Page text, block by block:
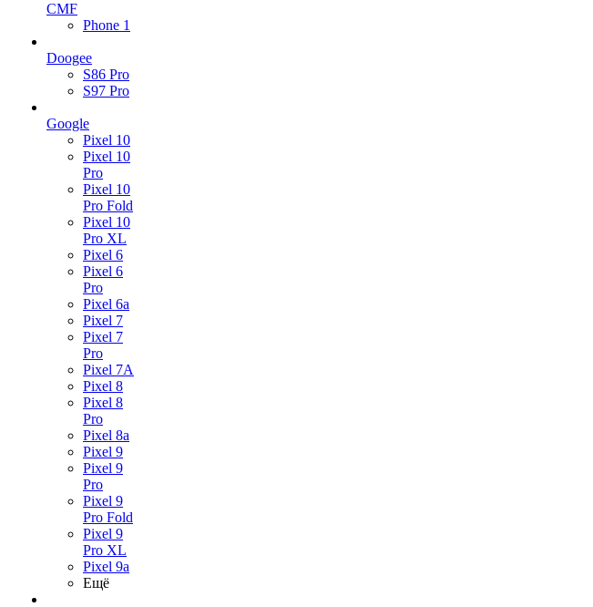
CMF
Phone 1
Doogee
S86 Pro
S97 Pro
Google
Pixel 10
Pixel 10
Pro
Pixel 10
Pro Fold
Pixel 10
Pro XL
Pixel 6
Pixel 6
Pro
Pixel 6a
Pixel 7
Pixel 7
Pro
Pixel 7A
Pixel 8
Pixel 8
Pro
Pixel 8a
Pixel 9
Pixel 9
Pro
Pixel 9
Pro Fold
Pixel 9
Pro XL
Pixel 9a
Ещё